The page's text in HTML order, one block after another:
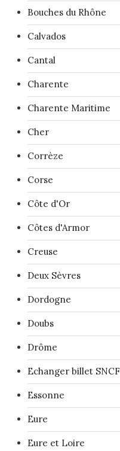
Bouches du Rhône
Calvados
Cantal
Charente
Charente Maritime
Cher
Corrèze
Corse
Côte d'Or
Côtes d'Armor
Creuse
Deux Sèvres
Dordogne
Doubs
Drôme
Echanger billet SNCF
Essonne
Eure
Eure et Loire